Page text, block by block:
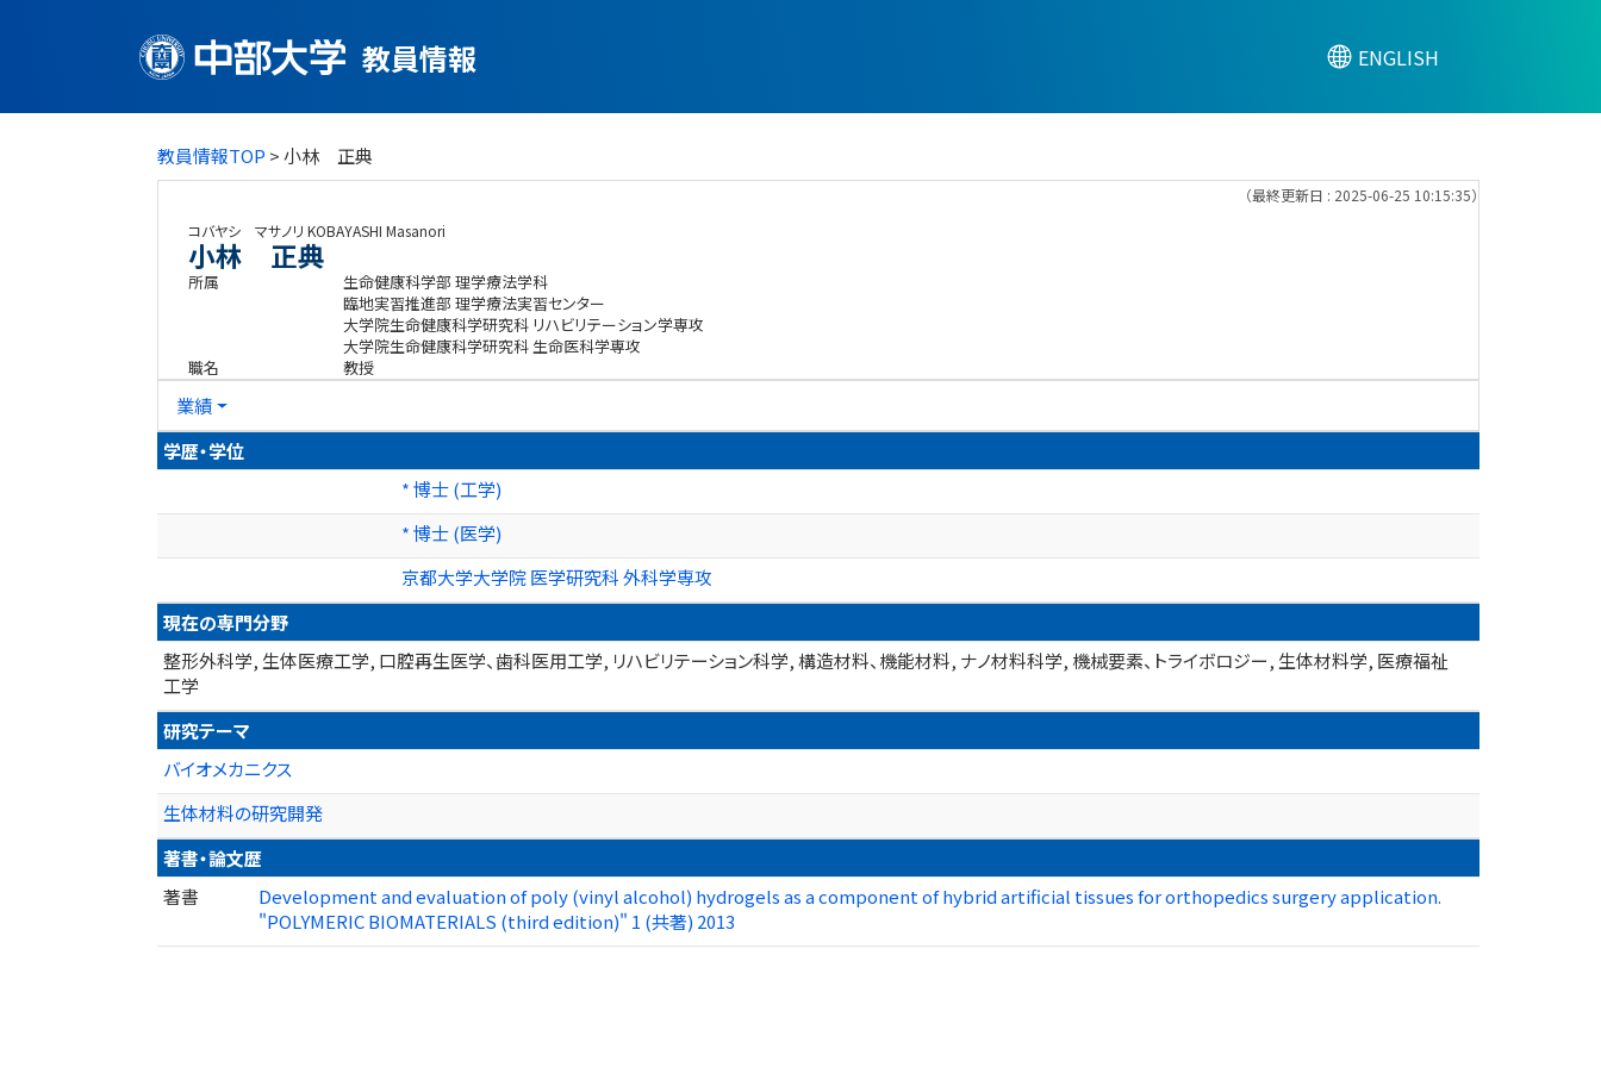
教員情報 ENGLISH
教員情報TOP > 小林 正典
（最終更新日 : 2025-06-25 10:15:35）
コバヤシ マサノリ KOBAYASHI Masanori
小林 正典
所属
生命健康科学部 理学療法学科
臨地実習推進部 理学療法実習センター
大学院生命健康科学研究科 リハビリテーション学専攻
大学院生命健康科学研究科 生命医科学専攻
職名
教授
業績
学歴・学位
* 博士 (工学)
* 博士 (医学)
京都大学大学院 医学研究科 外科学専攻
現在の専門分野
整形外科学, 生体医療工学, 口腔再生医学、歯科医用工学, リハビリテーション科学, 構造材料、機能材料, ナノ材料科学, 機械要素、トライボロジー, 生体材料学, 医療福祉
工学
研究テーマ
バイオメカニクス
生体材料の研究開発
著書・論文歴
著書
Development and evaluation of poly (vinyl alcohol) hydrogels as a component of hybrid artificial tissues for orthopedics surgery application.
"POLYMERIC BIOMATERIALS (third edition)" 1 (共著) 2013